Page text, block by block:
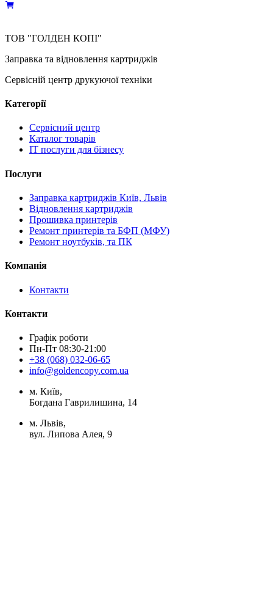
ТОВ "ГОЛДЕН КОПІ"
Заправка та відновлення картриджів
Сервісній центр друкуючої техніки
Категорії
Сервісний центр
Каталог товарів
IT послуги для бізнесу
Послуги
Заправка картриджів Київ, Львів
Відновлення картриджів
Прошивка принтерів
Ремонт принтерів та БФП (МФУ)
Ремонт ноутбуків, та ПК
Компанія
Контакти
Контакти
Графік роботи
Пн-Пт 08:30-21:00
+38 (068) 032-06-65
info@goldencopy.com.ua
м. Київ,
Богдана Гаврилишина, 14
м. Львів,
вул. Липова Алея, 9